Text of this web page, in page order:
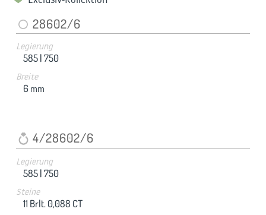
28602/6
Legierung
585 |750
Breite
6 mm
4/28602/6
Legierung
585 |750
Steine
11 Brlt. 0,088 CT